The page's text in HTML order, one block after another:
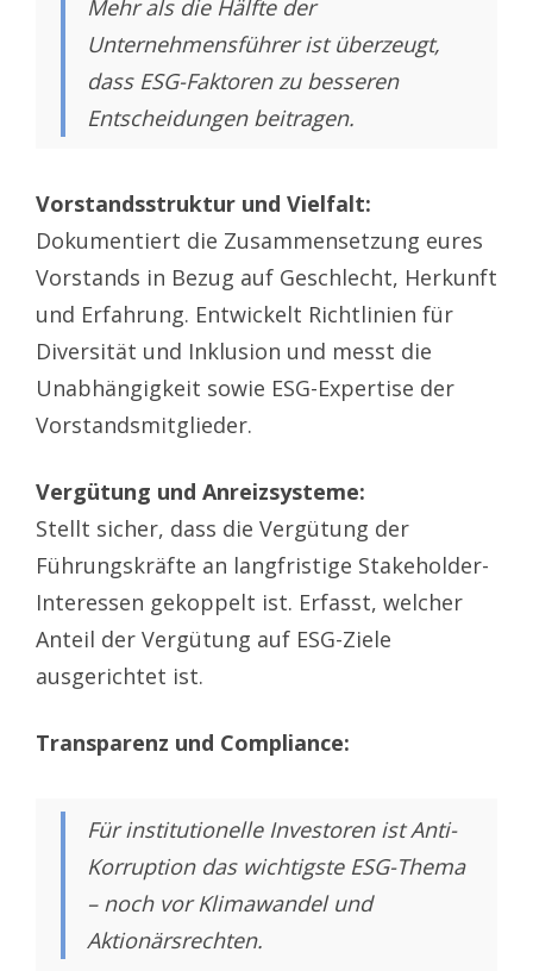
Mehr als die Hälfte der
Unternehmensführer ist überzeugt,
dass ESG-Faktoren zu besseren
Entscheidungen beitragen.
Vorstandsstruktur und Vielfalt:
Dokumentiert die Zusammensetzung eures
Vorstands in Bezug auf Geschlecht, Herkunft
und Erfahrung. Entwickelt Richtlinien für
Diversität und Inklusion und messt die
Unabhängigkeit sowie ESG-Expertise der
Vorstandsmitglieder.
Vergütung und Anreizsysteme:
Stellt sicher, dass die Vergütung der
Führungskräfte an langfristige Stakeholder-
Interessen gekoppelt ist. Erfasst, welcher
Anteil der Vergütung auf ESG-Ziele
ausgerichtet ist.
Transparenz und Compliance:
Für institutionelle Investoren ist Anti-
Korruption das wichtigste ESG-Thema
– noch vor Klimawandel und
Aktionärsrechten.